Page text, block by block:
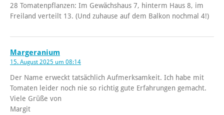
28 Tomatenpflanzen: Im Gewächshaus 7, hinterm Haus 8, im
Freiland verteilt 13. (Und zuhause auf dem Balkon nochmal 4!)
Margeranium
15. August 2025 um 08:14
Der Name erweckt tatsächlich Aufmerksamkeit. Ich habe mit
Tomaten leider noch nie so richtig gute Erfahrungen gemacht.
Viele Grüße von
Margit